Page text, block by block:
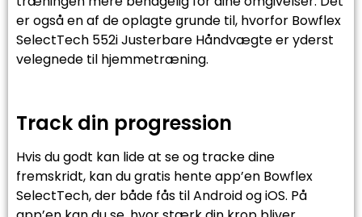
er også en af de oplagte grunde til, hvorfor Bowflex
SelectTech 552i Justerbare Håndvægte er yderst
velegnede til hjemmetræning.
Track din progression
Hvis du godt kan lide at se og tracke dine
fremskridt, kan du gratis hente app’en Bowflex
SelectTech, der både fås til Android og iOS. På